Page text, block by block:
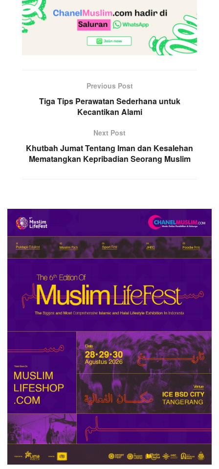
Previous Post
Tiga Tips Perawatan Sederhana untuk
Kecantikan Alami
Next Post
Khutbah Jumat Tentang Iman dan Kesalehan
Mematangkan Kepribadian Seorang Muslim